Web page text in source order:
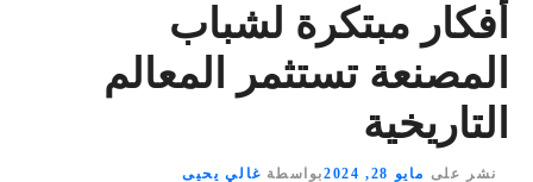
أفكار مبتكرة لشباب
المصنعة تستثمر المعالم
التاريخية
نشر على مايو 28, 2024 بواسطة غالي يحيى